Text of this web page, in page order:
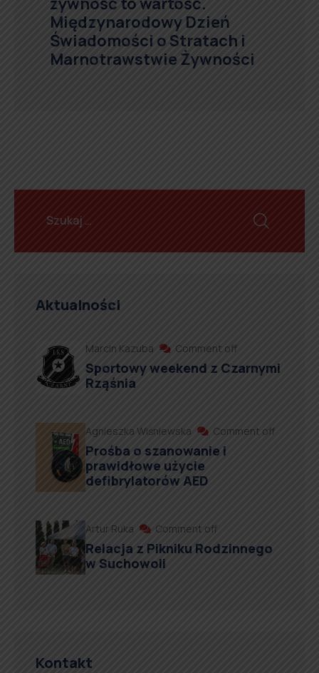
Międzynarodowy Dzień
Świadomości o Stratach i
Marnotrawstwie Żywności
Aktualności
Marcin Kazuba Comment off
Sportowy weekend z Czarnymi
Rząśnia
Agnieszka Wiśniewska Comment off
Prośba o szanowanie i
prawidłowe użycie
defibrylatorów AED
Artur Ruka Comment off
Relacja z Pikniku Rodzinnego
w Suchowoli
Kontakt